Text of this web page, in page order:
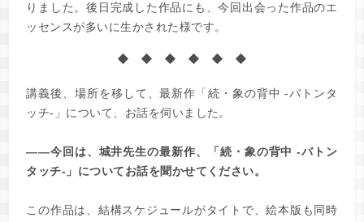
りました。後日完成した作品にも、今回出会った作品のエ
ッセンスが多いに生かされた様です。
◆ ◆ ◆ ◆ ◆ ◆
講義後、場所を移して、最新作「続・象の背中 -バトンタ
ッチ-」について、お話を伺いました。
――今回は、城井先生の最新作、「続・象の背中 -バトン
タッチ-」についてお話を聞かせてください。
この作品は、結構スケジュールがタイトで、絵本版も同時